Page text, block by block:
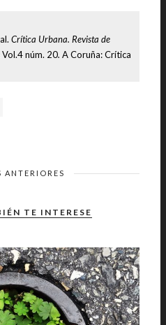
Crítica Urbana. Revista de
Vol.4 núm. 20. A Coruña: Crítica
ANTERIORES
TE INTERESE